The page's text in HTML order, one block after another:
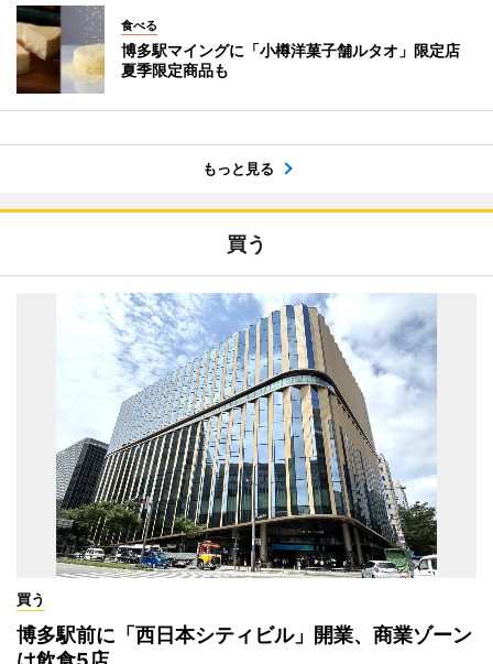
食べる
博多駅マイングに「小樽洋菓子舗ルタオ」限定店
夏季限定商品も
もっと見る
買う
買う
博多駅前に「西日本シティビル」開業、商業ゾーン